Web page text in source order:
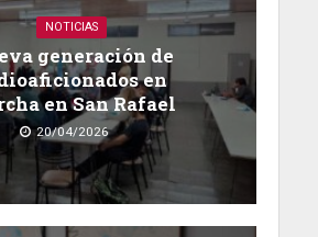
NOTICIAS
generación de
en
en San Rafael
20/04/2026